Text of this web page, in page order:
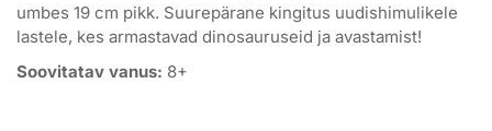
umbes 19 cm pikk. Suurepärane kingitus uudishimulikele
lastele, kes armastavad dinosauruseid ja avastamist!
Soovitatav vanus: 8+